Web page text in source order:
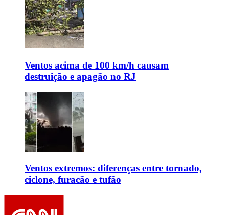
Ventos acima de 100 km/h causam
destruição e apagão no RJ
Ventos extremos: diferenças entre tornado,
ciclone, furacão e tufão